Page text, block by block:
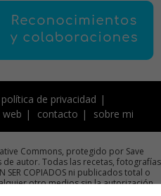
política de privacidad
web contacto sobre mi
Commons, protegido por Save
autor. Todas las recetas, fotografías
SER COPIADOS ni publicados total o
otro medios sin la autorización